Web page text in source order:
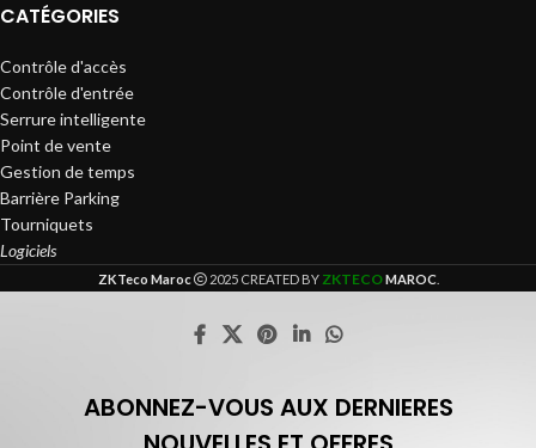
CATÉGORIES
Contrôle d'accès
Contrôle d'entrée
Serrure intelligente
Point de vente
Gestion de temps
Barrière Parking
Tourniquets
Logiciels
ZKTeco Maroc 2025 CREATED BY ZKTECOMAROC.
ABONNEZ-VOUS AUX DERNIERES